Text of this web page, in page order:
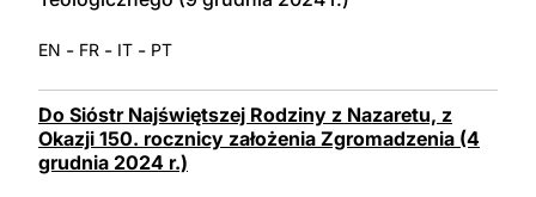
EN - FR - IT - PT
Do Sióstr Najświętszej Rodziny z Nazaretu, z
Okazji 150. rocznicy założenia Zgromadzenia (4
grudnia 2024 r.)